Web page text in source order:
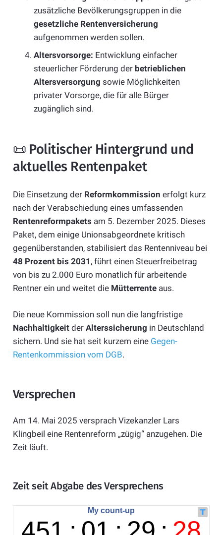
zusätzliche Bevölkerungsgruppen in die
gesetzliche Rentenversicherung
aufgenommen werden sollen.
Altersvorsorge: Entwicklung einfacher
steuerlicher Förderung der betrieblichen
Altersversorgung sowie Möglichkeiten
privater Vorsorge, die für alle Bürger
zugänglich sind.
📜 Politischer Hintergrund und
aktuelles Rentenpaket
Die Einsetzung der Reformkommission erfolgt kurz
nach der Verabschiedung eines umfassenden
Rentenreformpakets am 5. Dezember 2025. Dieses
Paket, dem einige Unionsabgeordnete kritisch
gegenüberstanden, stabilisiert das Rentenniveau bei
48 Prozent bis 2031 , führt einen Steuerfreibetrag
von bis zu 2.000 Euro monatlich für arbeitende
Rentner ein und weitet die Mütterrenteaus.
Die neue Kommission soll nun die langfristige
Nachhaltigkeitder Alterssicherung in Deutschland
sichern. Und sie hat seit kurzem eine Gegen-
Rentenkommission vom DGB.
Versprechen
Am 14. Mai 2025 versprach Vizekanzler Lars
Klingbeil eine Rentenreform „zügig“ anzugehen. Die
Zeit läuft.
Zeit seit Abgabe des Versprechens